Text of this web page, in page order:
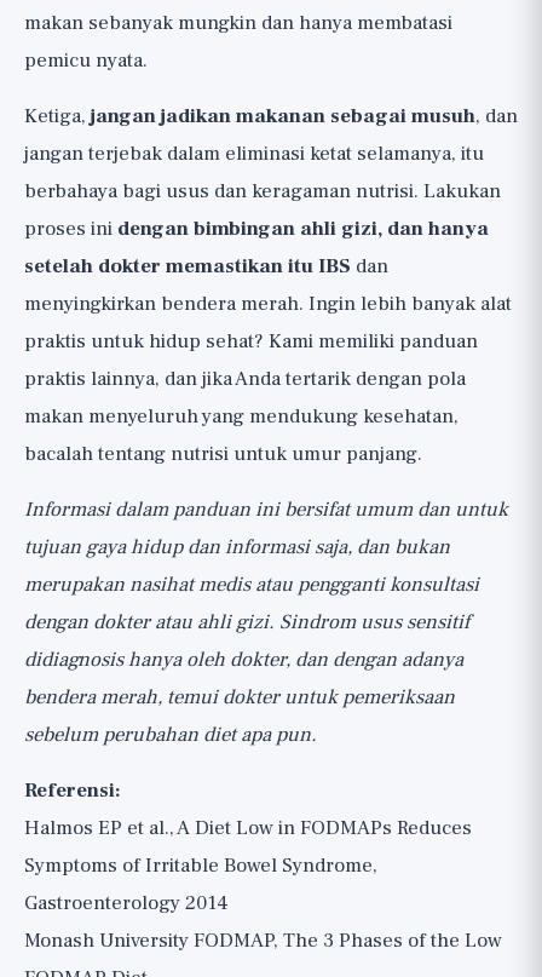
makan sebanyak mungkin dan hanya membatasi
pemicu nyata.
Ketiga,jangan jadikan makanan sebagai musuh, dan
jangan terjebak dalam eliminasi ketat selamanya, itu
berbahaya bagi usus dan keragaman nutrisi. Lakukan
proses ini dengan bimbingan ahli gizi, dan hanya
setelah dokter memastikan itu IBS dan
menyingkirkan bendera merah. Ingin lebih banyak alat
praktis untuk hidup sehat? Kami memiliki panduan
praktis lainnya, dan jika Anda tertarik dengan pola
makan menyeluruh yang mendukung kesehatan,
bacalah tentang nutrisi untuk umur panjang.
Informasi dalam panduan ini bersifat umum dan untuk
tujuan gaya hidup dan informasi saja, dan bukan
merupakan nasihat medis atau pengganti konsultasi
dengan dokter atau ahli gizi. Sindrom usus sensitif
didiagnosis hanya oleh dokter, dan dengan adanya
bendera merah, temui dokter untuk pemeriksaan
sebelum perubahan diet apa pun.
Referensi:
Halmos EP et al., A Diet Low in FODMAPs Reduces
Symptoms of Irritable Bowel Syndrome,
Gastroenterology 2014
Monash University FODMAP, The 3 Phases of the Low